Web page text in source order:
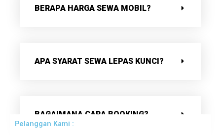
BERAPA HARGA SEWA MOBIL?
APA SYARAT SEWA LEPAS KUNCI?
BAGAIMANA CARA BOOKING?
Pelanggan Kami :